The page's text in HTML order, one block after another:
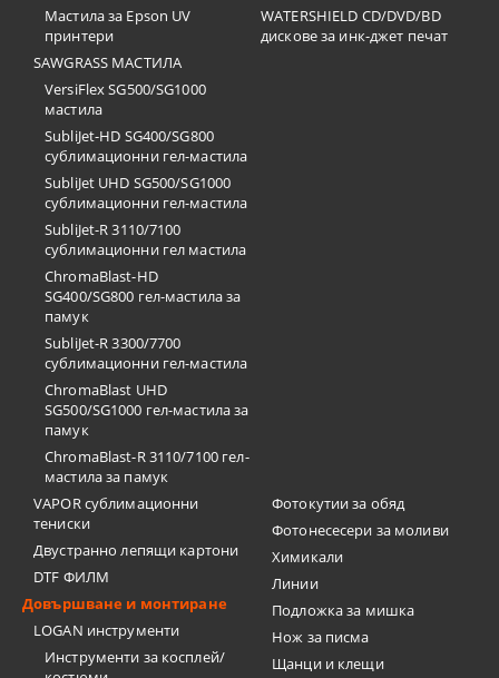
Мастила за Epson UV
принтери
SAWGRASS МАСТИЛА
VersiFlex SG500/SG1000
мастила
SubliJet-HD SG400/SG800
сублимационни гел-мастила
SubliJet UHD SG500/SG1000
сублимационни гел-мастила
SubliJet-R 3110/7100
сублимационни гел мастила
ChromaBlast-HD
SG400/SG800 гел-мастила за
памук
SubliJet-R 3300/7700
сублимационни гел-мастила
ChromaBlast UHD
SG500/SG1000 гел-мастила за
памук
ChromaBlast-R 3110/7100 гел-
мастила за памук
WATERSHIELD CD/DVD/BD
дискове за инк-джет печат
VAPOR сублимационни
тениски
Двустранно лепящи картони
DTF ФИЛМ
Довършване и монтиране
LOGAN инструменти
Инструменти за косплей/
Фотокутии за обяд
Фотонесесери за моливи
Химикали
Линии
Подложка за мишка
Нож за писма
Щанци и клещи